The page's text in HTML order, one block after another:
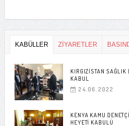
KABÜLLER ZİYARETLER
KIRGIZISTAN SAĞLIK
KABUL
24.06.2022
KENYA KAMU
HEYETI KABULÜ